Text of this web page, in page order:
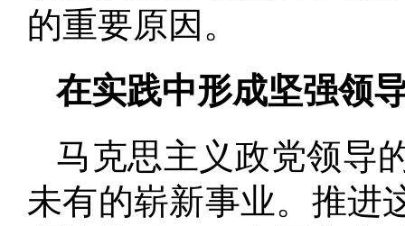
的重要原因 。
在实践中形成坚强领
马克思主义政党领导
未有的崭新事业。 推进